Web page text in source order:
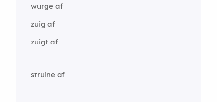
wurge af
zuig af
zuigt af
struine af